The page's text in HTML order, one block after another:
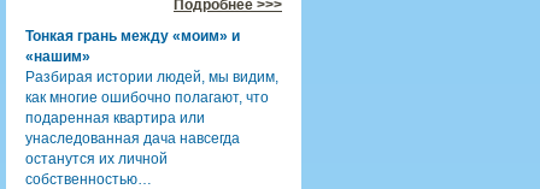
Подробнее >>>
Тонкая грань между «моим» и
«нашим»
Разбирая истории людей, мы видим,
как многие ошибочно полагают, что
подаренная квартира или
унаследованная дача навсегда
останутся их личной
собственностью…